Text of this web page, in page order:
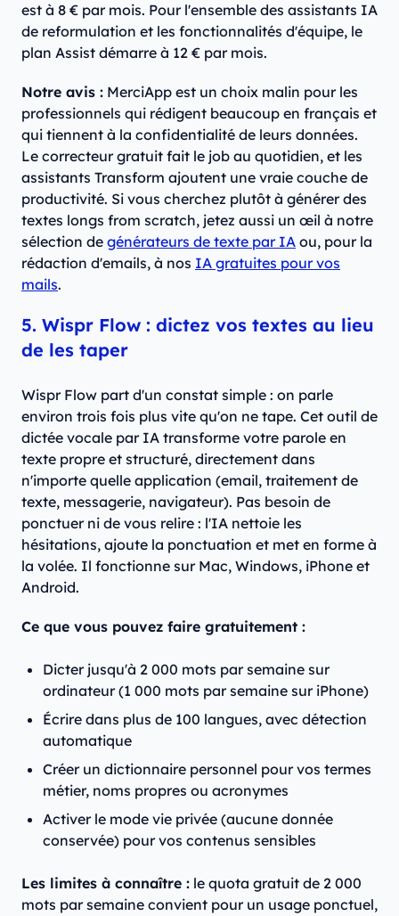
est à 8 € par mois. Pour l'ensemble des assistants IA
de reformulation et les fonctionnalités d'équipe, le
plan Assist démarre à 12 € par mois.
Notre avis : MerciApp est un choix malin pour les
professionnels qui rédigent beaucoup en français et
qui tiennent à la confidentialité de leurs données.
Le correcteur gratuit fait le job au quotidien, et les
assistants Transform ajoutent une vraie couche de
productivité. Si vous cherchez plutôt à générer des
textes longs from scratch, jetez aussi un œil à notre
sélection de générateurs de texte par IA ou, pour la
rédaction d'emails, à nos IA gratuites pour vos
mails.
5. Wispr Flow : dictez vos textes au lieu
de les taper
Wispr Flow part d'un constat simple : on parle
environ trois fois plus vite qu'on ne tape. Cet outil de
dictée vocale par IA transforme votre parole en
texte propre et structuré, directement dans
n'importe quelle application (email, traitement de
texte, messagerie, navigateur). Pas besoin de
ponctuer ni de vous relire : l'IA nettoie les
hésitations, ajoute la ponctuation et met en forme à
la volée. Il fonctionne sur Mac, Windows, iPhone et
Android.
Ce que vous pouvez faire gratuitement :
Dicter jusqu'à 2 000 mots par semaine sur
ordinateur (1 000 mots par semaine sur iPhone)
Écrire dans plus de 100 langues, avec détection
automatique
Créer un dictionnaire personnel pour vos termes
métier, noms propres ou acronymes
Activer le mode vie privée (aucune donnée
conservée) pour vos contenus sensibles
Les limites à connaître : le quota gratuit de 2 000
mots par semaine convient pour un usage ponctuel,